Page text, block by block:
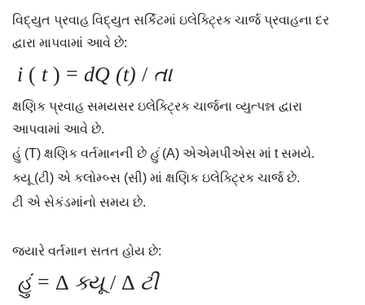
વિદ્યુત પ્રવાહ વિદ્યુત સર્કિટમાં ઇલેક્ટ્રિક ચાર્જ પ્રવાહના દર
દ્વારા માપવામાં આવે છે:
i ( t) = dQ (t) / તા
ક્ષણિક પ્રવાહ સમયસર ઇલેક્ટ્રિક ચાર્જના વ્યુત્પન્ન દ્વારા
આપવામાં આવે છે.
હું (T) ક્ષણિક વર્તમાનની છે હું(A) એએમપીએસ માં t સમયે.
ક્યૂ (ટી) એ કલોમ્બ્સ (સી) માં ક્ષણિક ઇલેક્ટ્રિક ચાર્જ છે.
ટી એ સેકંડમાંનો સમય છે.
જ્યારે વર્તમાન સતત હોય છે:
હું= Δ ક્યૂ/ Δ ટી